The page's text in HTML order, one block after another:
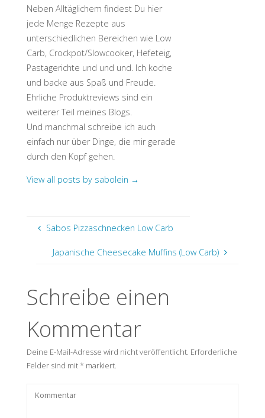
Neben Alltäglichem findest Du hier
jede Menge Rezepte aus
unterschiedlichen Bereichen wie Low
Carb, Crockpot/Slowcooker, Hefeteig,
Pastagerichte und und und. Ich koche
und backe aus Spaß und Freude.
Ehrliche Produktreviews sind ein
weiterer Teil meines Blogs.
Und manchmal schreibe ich auch
einfach nur über Dinge, die mir gerade
durch den Kopf gehen.
View all posts by sabolein →
Sabos Pizzaschnecken Low Carb
Japanische Cheesecake Muffins (Low Carb)
Schreibe einen
Kommentar
Deine E-Mail-Adresse wird nicht veröffentlicht. Erforderliche
Felder sind mit*markiert.